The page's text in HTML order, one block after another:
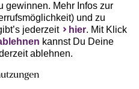
gewinnen. Mehr Infos zur
und zu
jederzeit
hier. Mit Klick
kannst Du Deine
ablehnen.